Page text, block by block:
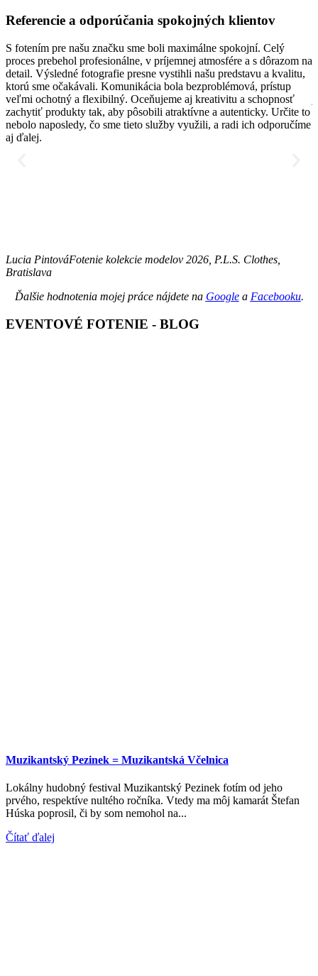
Referencie a odporúčania spokojných klientov
S fotením pre našu značku sme boli maximálne spokojní. Celý
proces prebehol profesionálne, v príjemnej atmosfére a s dôrazom na
detail. Výsledné fotografie presne vystihli našu predstavu a kvalitu,
ktorú sme očakávali. Komunikácia bola bezproblémová, prístup
veľmi ochotný a flexibilný. Oceňujeme aj kreativitu a schopnosť
zachytiť produkty tak, aby pôsobili atraktívne a autenticky. Určite to
nebolo naposledy, čo sme tieto služby využili, a radi ich odporučíme
aj ďalej.
Lucia PintováFotenie kolekcie modelov 2026, P.L.S. Clothes,
Bratislava
Ďalšie hodnotenia mojej práce nájdete na Googlea Facebooku.
EVENTOVÉ FOTENIE - BLOG
Muzikantský Pezinek = Muzikantská Včelnica
Lokálny hudobný festival Muzikantský Pezinek fotím od jeho
prvého, respektíve nultého ročníka. Vtedy ma môj kamarát Štefan
Húska poprosil, či by som nemohol na...
Čítať ďalej